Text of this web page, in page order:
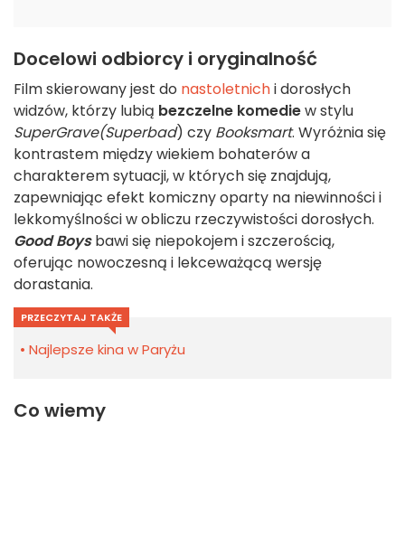
Docelowi odbiorcy i oryginalność
Film skierowany jest do nastoletnichi dorosłych
widzów, którzy lubią bezczelne komediew stylu
SuperGrave(Superbad) czy Booksmart. Wyróżnia się
kontrastem między wiekiem bohaterów a
charakterem sytuacji, w których się znajdują,
zapewniając efekt komiczny oparty na niewinności i
lekkomyślności w obliczu rzeczywistości dorosłych.
Good Boysbawi się niepokojem i szczerością,
oferując nowoczesną i lekceważącą wersję
dorastania.
PRZECZYTAJ TAKŻE
Najlepsze kina w Paryżu
Co wiemy